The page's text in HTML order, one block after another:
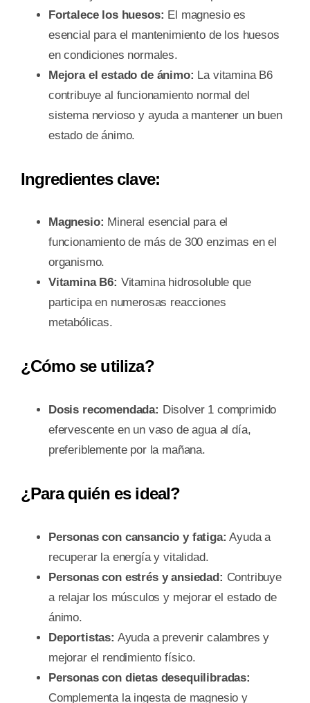
Fortalece los huesos: El magnesio es
esencial para el mantenimiento de los huesos
en condiciones normales.
Mejora el estado de ánimo: La vitamina B6
contribuye al funcionamiento normal del
sistema nervioso y ayuda a mantener un buen
estado de ánimo.
Ingredientes clave:
Magnesio: Mineral esencial para el
funcionamiento de más de 300 enzimas en el
organismo.
Vitamina B6: Vitamina hidrosoluble que
participa en numerosas reacciones
metabólicas.
¿Cómo se utiliza?
Dosis recomendada: Disolver 1 comprimido
efervescente en un vaso de agua al día,
preferiblemente por la mañana.
¿Para quién es ideal?
Personas con cansancio y fatiga: Ayuda a
recuperar la energía y vitalidad.
Personas con estrés y ansiedad: Contribuye
a relajar los músculos y mejorar el estado de
ánimo.
Deportistas: Ayuda a prevenir calambres y
mejorar el rendimiento físico.
Personas con dietas desequilibradas:
Complementa la ingesta de magnesio y